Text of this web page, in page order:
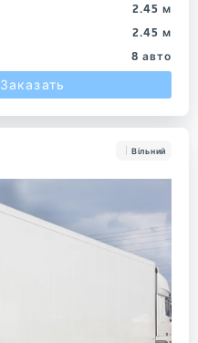
2.45 м
2.45 м
8 авто
Заказать
Вільний